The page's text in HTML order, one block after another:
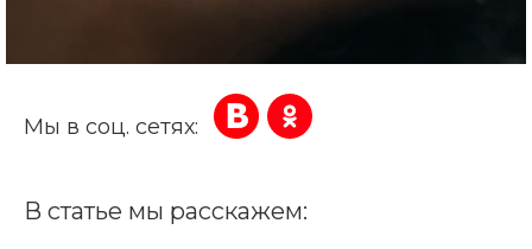
Мы в соц. сетях:
В статье мы расскажем: